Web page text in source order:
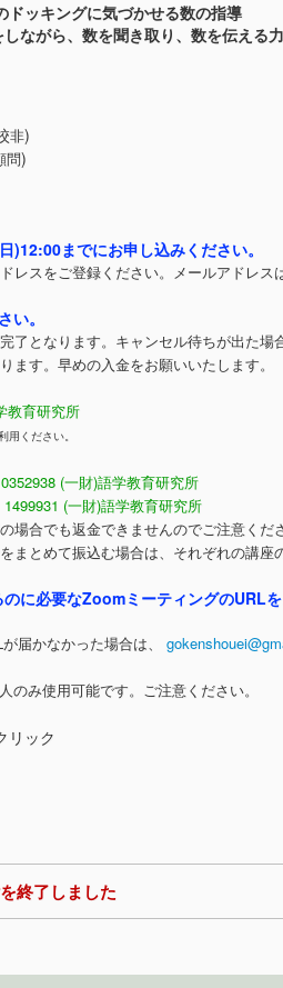
ドッキングに気づかせる数の指導
ながら、数を聞き取り、数を伝える
非)
問)
)12:00までにお申し込みください。
レスをご登録ください。メールアドレス
い。
了となります。キャンセル待ちが出た場
す。早めの入金をお願いいたします。
育研究所
ください。
(一財)語学教育研究所
(一財)語学教育研究所
合でも返金できませんのでご注意くださ
まとめて振込む場合は、それぞれの講座
に必要なZoomミーティングのURL
届かなかった場合は、
み使用可能です。ご注意ください。
リック
終了しました